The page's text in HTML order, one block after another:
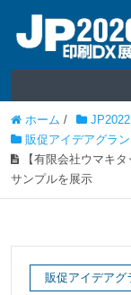
ホーム /
販促アイデアグラン
【有限会社ウマキ
サンプルを展示
販促アイデアグ